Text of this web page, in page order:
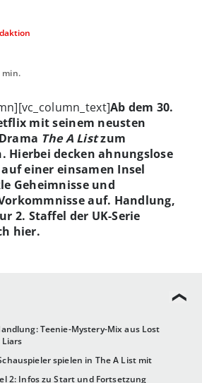
min.
Teenie-Mystery-Mix aus Lost
spielen in The A List mit
2: Infos zu Start und Fortsetzung
Ab dem 30.
mit seinem neusten
The A Listzum
Hierbei decken ahnungslose
einer einsamen Insel
Geheimnisse und
auf. Handlung,
2. Staffel der UK-Serie
hier.